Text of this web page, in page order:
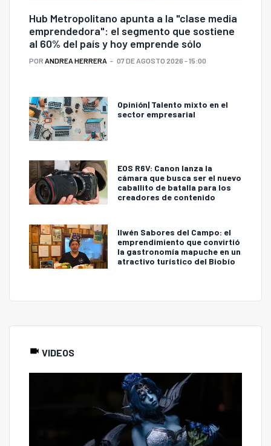
Hub Metropolitano apunta a la "clase media
emprendedora": el segmento que sostiene
al 60% del país y hoy emprende sólo
POR ANDREA HERRERA 07 DE AGOSTO 2026 - 15:00
Opinión| Talento mixto en el
sector empresarial
EOS R6V: Canon lanza la
cámara que busca ser el nuevo
caballito de batalla para los
creadores de contenido
Ilwén Sabores del Campo: el
emprendimiento que convirtió
la gastronomía mapuche en un
atractivo turístico del Biobío
VIDEOS